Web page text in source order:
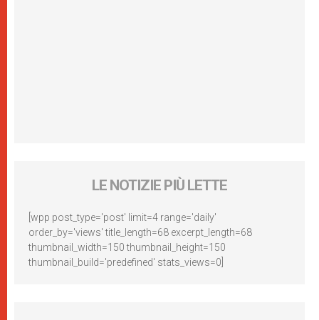
LE NOTIZIE PIÙ LETTE
[wpp post_type='post' limit=4 range='daily'
order_by='views' title_length=68 excerpt_length=68
thumbnail_width=150 thumbnail_height=150
thumbnail_build='predefined' stats_views=0]